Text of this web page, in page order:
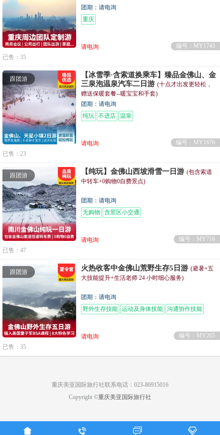
团期：请电询
重庆
请电询
编号：MY1743
已售：35
跟团游
【冰雪季·含索道换乘车】臻品金佛山、金
三泉泡温泉汽车二日游 (十点才出发更轻松，
赠送保暖套餐--暖宝宝和手套)
团期：请电询
纯玩 不进店 温泉
请电询
编号：MY1676
已售：23
跟团游 【纯玩】金佛山西坡滑雪一日游 (包含索道
中转车+0购物0自费景点)
团期：请电询
无购物
含景区小交通
请电询
编号：MY716
已售：47
跟团游 火热收客中金佛山荒野生存5日游 (避暑+五
大技能提升+生活老师 24 小时细心服务)
团期：请电询
野外生存技能 运动及身体技能 沟通协作技能
请电询
编号：MY265
已售：35
重庆美亚国际旅行社联系电话：023-86915016
Copyright ©重庆美亚国际旅行社
   